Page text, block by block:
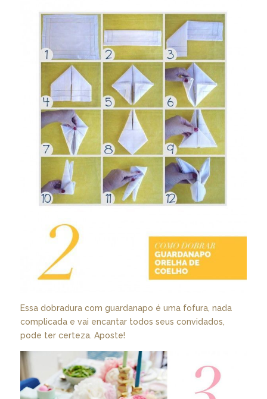
Essa dobradura com guardanapo é uma fofura, nada
complicada e vai encantar todos seus convidados,
pode ter certeza. Aposte!